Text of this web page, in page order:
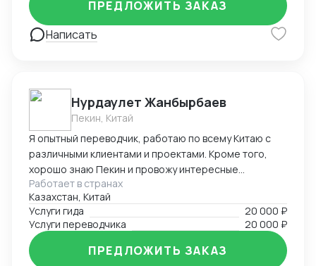
Написать
ПРЕДЛОЖИТЬ ЗАКАЗ
Нурдаулет Жанбырбаев
Пекин, Китай
Я опытный переводчик, работаю по всему Китаю с
различными клиентами и проектами. Кроме того,
хорошо знаю Пекин и провожу интересные
экскурсии как гид-энтузиаст. Ответственно подхожу
к работе, помогаю гостям чувствовать себя
уверенно и комфортно в любой ситуации.
Работает в странах
Казахстан, Китай
Услуги гида
20 000 ₽
Услуги переводчика
20 000 ₽
ПРЕДЛОЖИТЬ ЗАКАЗ